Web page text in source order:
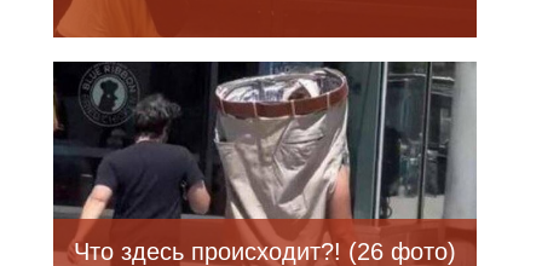
Что здесь происходит?! (26 фото)